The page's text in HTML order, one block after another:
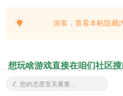
游客，查看本帖隐藏
想玩啥游戏直接在咱们社区
我给你找，别
您的态度至关重要...